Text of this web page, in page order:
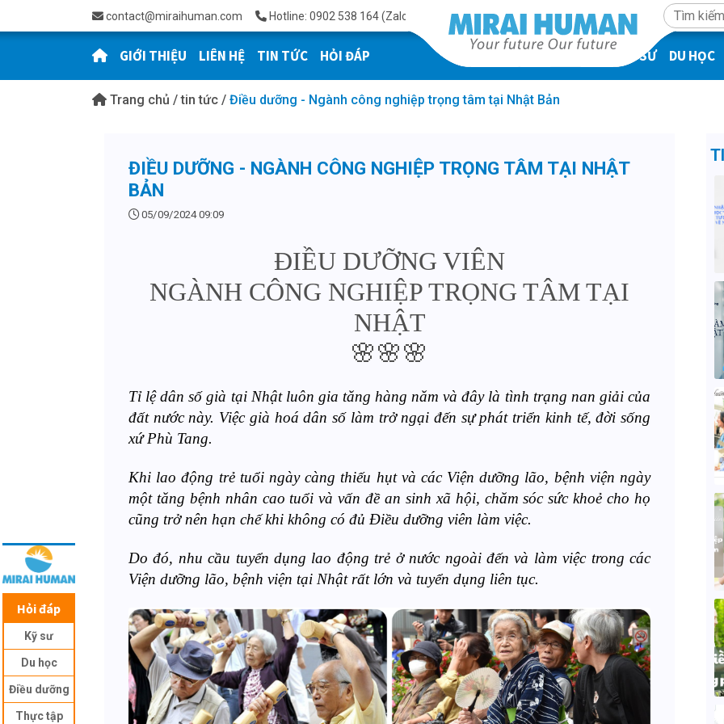
contact@miraihuman.com Hotline: 0902 538 164 (Zalo)
GIỚI THIỆU LIÊN HỆ TIN TỨC HỎI ĐÁP KỸ SƯ DU HỌC
Hỏi đáp
Kỹ sư
Du học
Điều dưỡng
Thực tập
Trang chủ / tin tức / Điều dưỡng - Ngành công nghiệp trọng tâm tại Nhật Bản
ĐIỀU DƯỠNG - NGÀNH CÔNG NGHIỆP TRỌNG TÂM TẠI NHẬT
BẢN
05/09/2024 09:09
ĐIỀU DƯỠNG VIÊN
NGÀNH CÔNG NGHIỆP TRỌNG TÂM TẠI
NHẬT
🌸🌸🌸
Tỉ lệ dân số già tại Nhật luôn gia tăng hàng năm và đây là tình trạng nan giải của
đất nước này. Việc già hoá dân số làm trở ngại đến sự phát triển kinh tế, đời sống
xứ Phù Tang.
Khi lao động trẻ tuổi ngày càng thiếu hụt và các Viện dưỡng lão, bệnh viện ngày
một tăng bệnh nhân cao tuổi và vấn đề an sinh xã hội, chăm sóc sức khoẻ cho họ
cũng trở nên hạn chế khi không có đủ Điều dưỡng viên làm việc.
Do đó, nhu cầu tuyển dụng lao động trẻ ở nước ngoài đến và làm việc trong các
Viện dưỡng lão, bệnh viện tại Nhật rất lớn và tuyển dụng liên tục.